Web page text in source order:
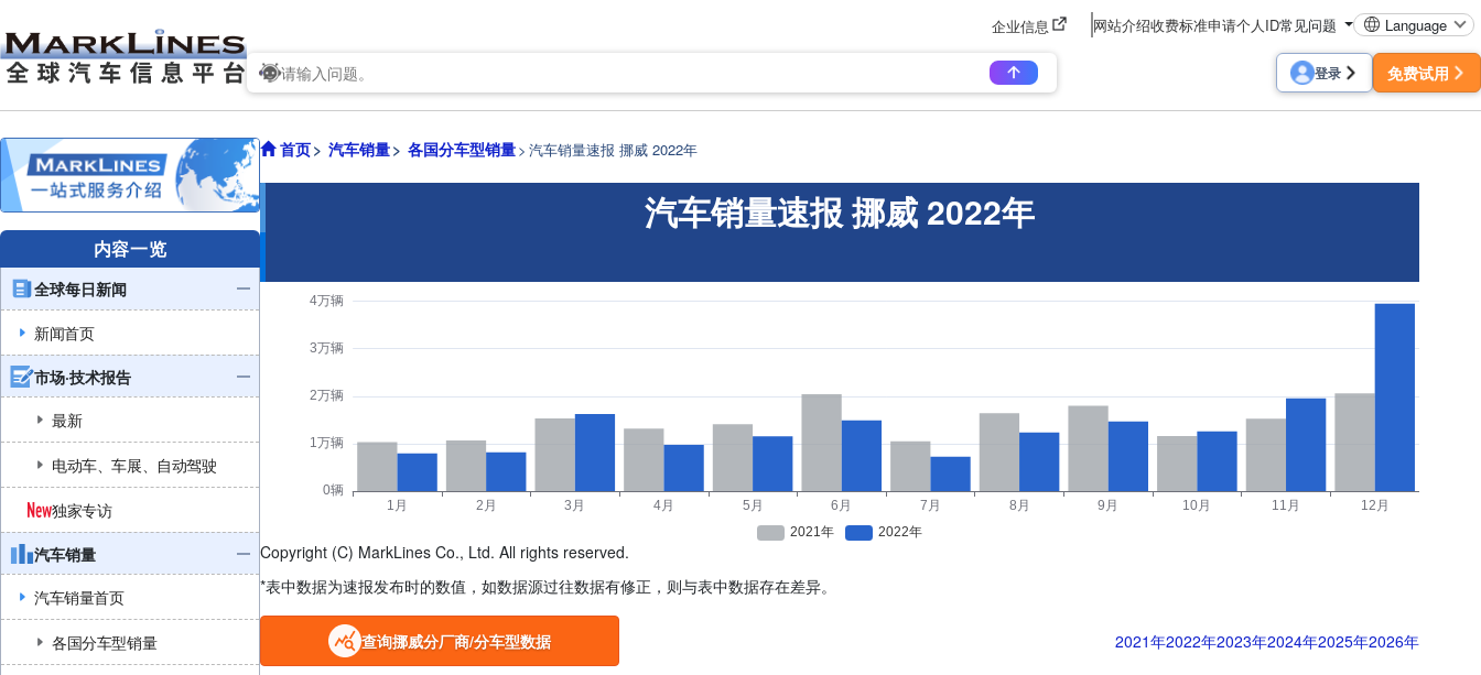
企业信息 网站介绍收费标准申请个人ID常见问题 Language
登录 免费试用
内容一览
全球每日新闻
新闻首页
市场·技术报告
最新
电动车、车展、自动驾驶
独家专访
汽车销量
汽车销量首页
各国分车型销量
首页 汽车销量 各国分车型销量 汽车销量速报 挪威 2022年
汽车销量速报 挪威 2022年
Copyright (C) MarkLines Co., Ltd. All rights reserved.
*表中数据为速报发布时的数值，如数据源过往数据有修正，则与表中数据存在差异。
查询挪威分厂商/分车型数据 2021年2022年2023年2024年2025年2026年